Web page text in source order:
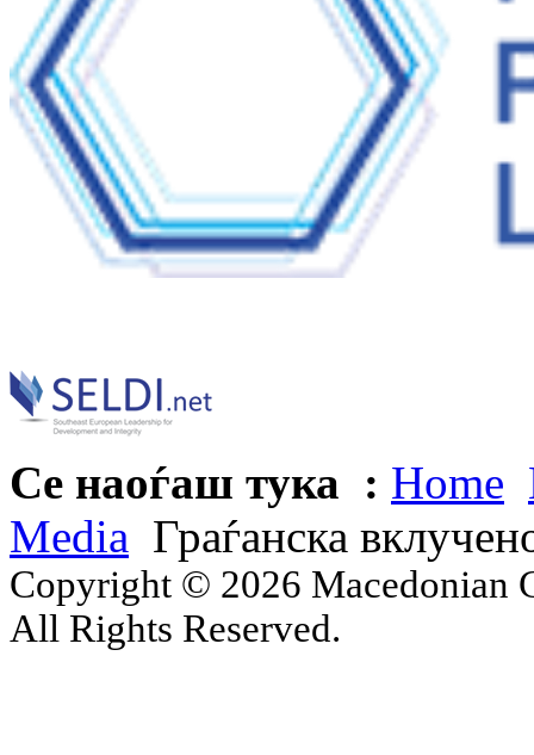
Се наоѓаш тука : Home
Media Граѓанска
Copyright © 2026 Macedonian
All Rights Reserved.